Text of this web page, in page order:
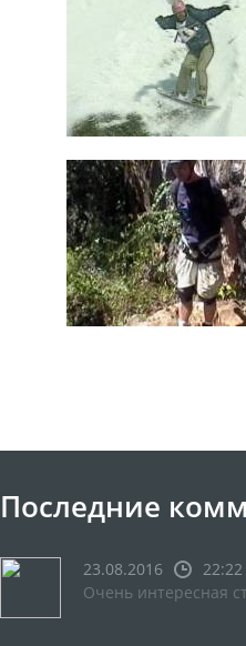
Последние
23.08.2016
22:22
Очень интересная